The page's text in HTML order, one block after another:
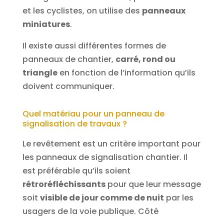
et les cyclistes, on utilise des panneaux
miniatures.
Il existe aussi différentes formes de
panneaux de chantier, carré, rond ou
triangleen fonction de l’information qu’ils
doivent communiquer.
Quel matériau pour un panneau de
signalisation de travaux ?
Le revêtement est un critère important pour
les panneaux de signalisation chantier. Il
est préférable qu’ils soient
rétroréfléchissantspour que leur message
soit visible de jour comme de nuit par les
usagers de la voie publique. Côté